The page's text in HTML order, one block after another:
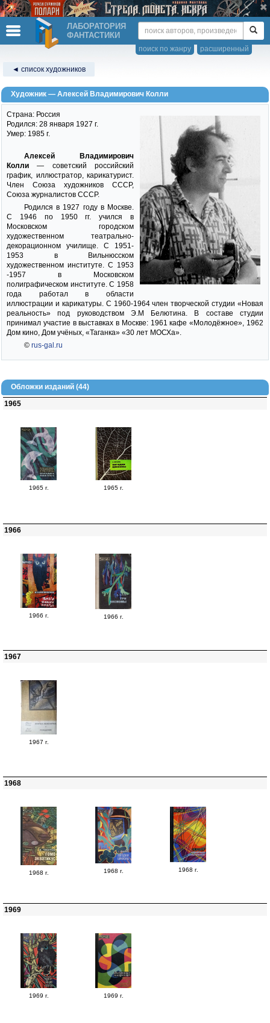
ЛАБОРАТОРИЯ
ФАНТАСТИКИ
расширенный
поиск по жанру
◄ список художников
Художник — Алексей Владимирович Колли
Страна: Россия
Родился: 28 января 1927 г.
Умер: 1985 г.
Алексей Владимирович
Колли — советский российский
график, иллюстратор, карикатурист.
Член Союза художников СССР,
Союза журналистов СССР.
Родился в 1927 году в Москве.
С 1946 по 1950 гг. учился в
Московском городском
художественном театрально-
декорационном училище. С 1951-
1953 в Вильнюсском
художественном институте. С 1953
-1957 в Московском
полиграфическом институте. С 1958
года работал в области
иллюстрации и карикатуры. С 1960-1964 член творческой студии «Новая
реальность» под руководством Э.М Белютина. В составе студии
принимал участие в выставках в Москве: 1961 кафе «Молодёжное», 1962
Дом кино, Дом учёных, «Таганка» «30 лет МОСХа».
© rus-gal.ru
Обложки изданий (44)
1965
1965 г. 1965 г.
1966
1966 г. 1966 г.
1967
1967 г.
1968
1968 г. 1968 г. 1968 г.
1969
1969 г. 1969 г.